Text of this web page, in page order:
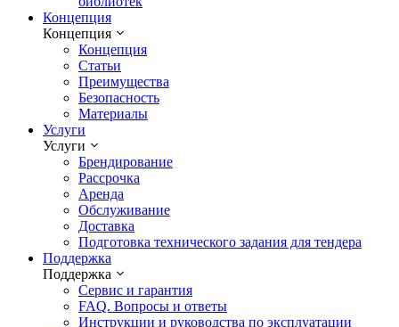
Концепция
Концепция
Концепция
Статьи
Преимущества
Безопасность
Материалы
Услуги
Услуги
Брендирование
Рассрочка
Аренда
Обслуживание
Доставка
Подготовка технического задания для тендера
Поддержка
Поддержка
Сервис и гарантия
FAQ. Вопросы и ответы
Инструкции и руководства по эксплуатации